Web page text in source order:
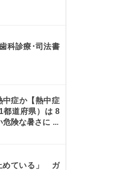
科診療･司法書
中症か【熱中症
都道府県）は 8
危険な暑さに
めている」 ガ